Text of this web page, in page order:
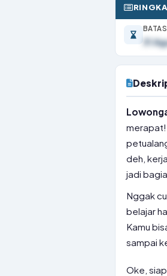
31
merapat!
deh,
jadi
Nggak
belajar
Kamu
sampai
Oke,